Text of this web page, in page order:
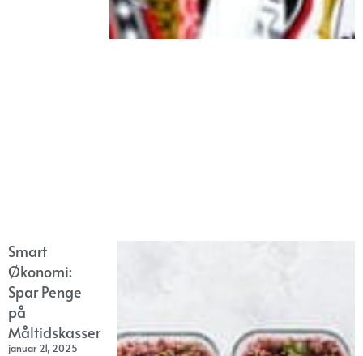
Smart
Økonomi:
Spar Penge
på
Måltidskasser
januar 21, 2025